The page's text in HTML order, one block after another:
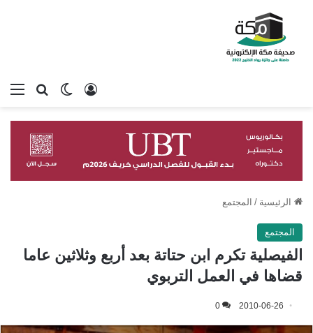
بحثالوضع
تسجيل الدخول
الرئيسية / المجتمع
المجتمع
الفيصلية تكرم ابن حتاتة بعد أربع وثلاثين عاما
قضاها في العمل التربوي
2010-06-26
0